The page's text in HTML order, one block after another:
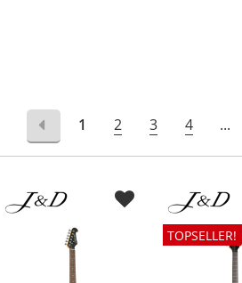
1 2 3 4 ...
TOPSELLER!